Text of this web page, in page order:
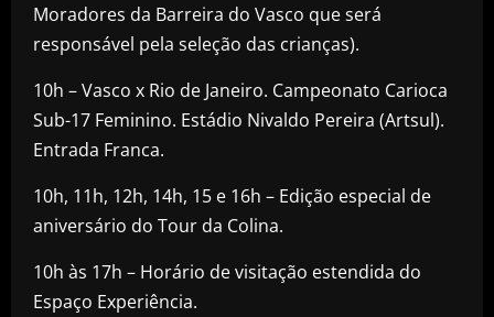
Moradores da Barreira do Vasco que será
responsável pela seleção das crianças).
10h – Vasco x Rio de Janeiro. Campeonato Carioca
Sub-17 Feminino. Estádio Nivaldo Pereira (Artsul).
Entrada Franca.
10h, 11h, 12h, 14h, 15 e 16h – Edição especial de
aniversário do Tour da Colina.
10h às 17h – Horário de visitação estendida do
Espaço Experiência.